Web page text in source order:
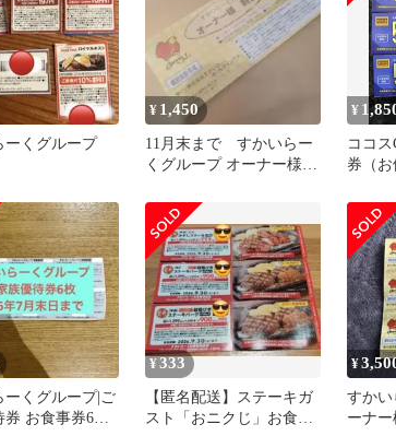
ーくグループ
¥ 1,450
11月末まで すかいらー
くグループ オーナー様割
¥
ココス
券（お
ーくグループ|ご
券 お食事券6
¥333
【匿名配送】ステーキガ
スト「おニクじ」お食事
¥
すかい
ーナー